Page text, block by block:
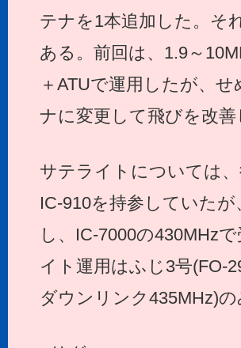
テナを1本追加した。そ
ある。前回は、1.9～
＋ATUで運用したが、
ナに変更して飛びを改
サテライトについては
IC-910を持参していた
し、IC-7000の430MHz
イト運用はふじ3号(FO-
ダウンリンク435MHz)